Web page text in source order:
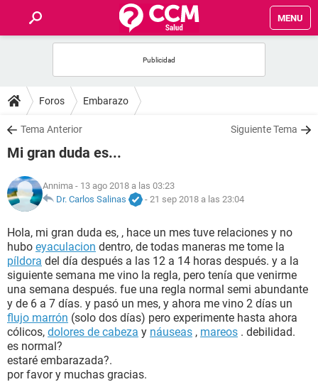
MENU
FOROS
SALUD
FAMILIA
NUTRICIÓN
BIENESTAR
SEXUALIDAD
GLOSARIO
Foros Embarazo
Tema Anterior Siguiente Tema
Mi gran duda es...
Annima - 13 ago 2018 a las 03:23
Dr. Carlos Salinas
- 21 sep 2018 a las 23:04
Hola, mi gran duda es, , hace un mes tuve relaciones y no
hubo eyaculacion dentro, de todas maneras me tome la
píldora del día después a las 12 a 14 horas después. y a la
siguiente semana me vino la regla, pero tenía que venirme
una semana después. fue una regla normal semi abundante
y de 6 a 7 días. y pasó un mes, y ahora me vino 2 días un
flujo marrón (solo dos días) pero experimente hasta ahora
cólicos, dolores de cabeza y náuseas , mareos . debilidad.
es normal?
estaré embarazada?.
por favor y muchas gracias.